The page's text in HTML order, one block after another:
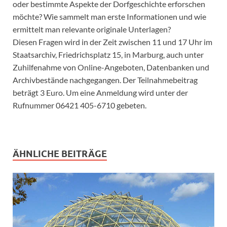
oder bestimmte Aspekte der Dorfgeschichte erforschen
möchte? Wie sammelt man erste Informationen und wie
ermittelt man relevante originale Unterlagen?
Diesen Fragen wird in der Zeit zwischen 11 und 17 Uhr im
Staatsarchiv, Friedrichsplatz 15, in Marburg, auch unter
Zuhilfenahme von Online-Angeboten, Datenbanken und
Archivbestände nachgegangen. Der Teilnahmebeitrag
beträgt 3 Euro. Um eine Anmeldung wird unter der
Rufnummer 06421 405-6710 gebeten.
ÄHNLICHE BEITRÄGE